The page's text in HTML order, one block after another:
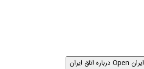
Open درباره اتاق ایران